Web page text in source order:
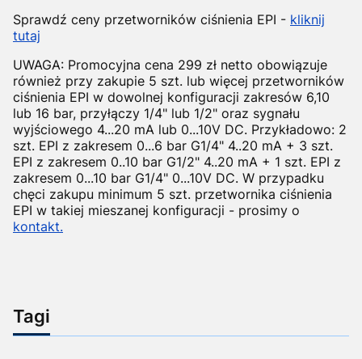
Sprawdź ceny przetworników ciśnienia EPI - kliknij
tutaj
UWAGA: Promocyjna cena 299 zł netto obowiązuje
również przy zakupie 5 szt. lub więcej przetworników
ciśnienia EPI w dowolnej konfiguracji zakresów 6,10
lub 16 bar, przyłączy 1/4" lub 1/2" oraz sygnału
wyjściowego 4...20 mA lub 0...10V DC. Przykładowo: 2
szt. EPI z zakresem 0...6 bar G1/4" 4..20 mA + 3 szt.
EPI z zakresem 0..10 bar G1/2" 4..20 mA + 1 szt. EPI z
zakresem 0...10 bar G1/4" 0...10V DC. W przypadku
chęci zakupu minimum 5 szt. przetwornika ciśnienia
EPI w takiej mieszanej konfiguracji - prosimy o
kontakt.
Tagi